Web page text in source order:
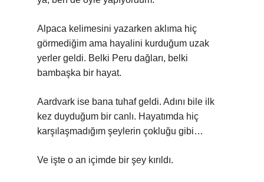
Alpaca kelimesini yazarken aklıma hiç
görmediğim ama hayalini kurduğum uzak
yerler geldi. Belki Peru dağları, belki
bambaşka bir hayat.
Aardvark ise bana tuhaf geldi. Adını bile ilk
kez duyduğum bir canlı. Hayatımda hiç
karşılaşmadığım şeylerin çokluğu gibi…
Ve işte o an içimde bir şey kırıldı.